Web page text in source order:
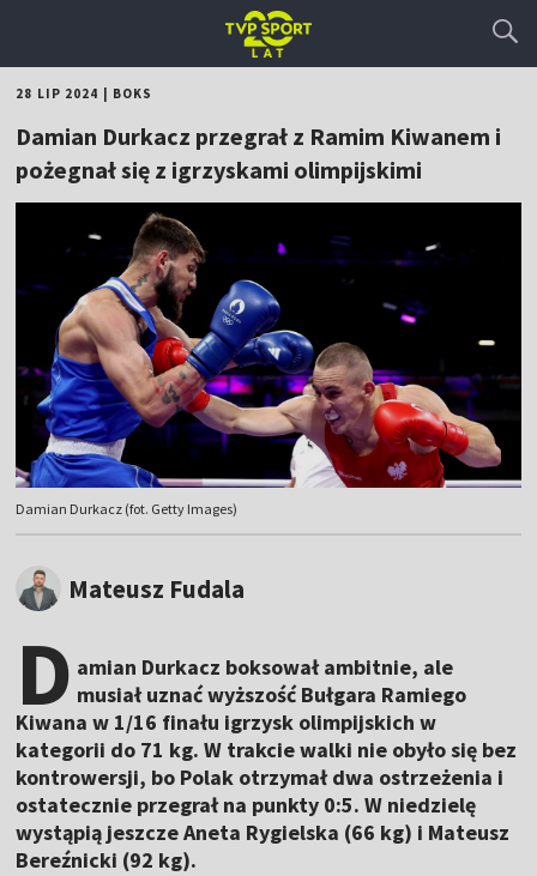
28 LIP 2024 BOKS
Damian Durkacz przegrał z Ramim Kiwanem i
pożegnał się z igrzyskami olimpijskimi
Damian Durkacz (fot. Getty Images)
Mateusz Fudala
D amian Durkacz boksował ambitnie, ale
musiał uznać wyższość Bułgara Ramiego
Kiwana w 1/16 finału igrzysk olimpijskich w
kategorii do 71 kg. W trakcie walki nie obyło się bez
kontrowersji, bo Polak otrzymał dwa ostrzeżenia i
ostatecznie przegrał na punkty 0:5. W niedzielę
wystąpią jeszcze Aneta Rygielska (66 kg) i Mateusz
Bereźnicki (92 kg).